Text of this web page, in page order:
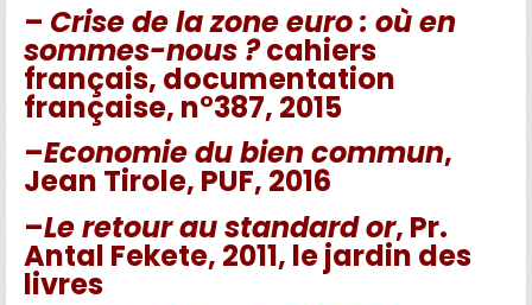
– Crise de la zone euro : où en
sommes-nous ?cahiers
français, documentation
française, n°387, 2015
–Economie du bien commun,
Jean Tirole, PUF, 2016
–Le retour au standard or, Pr.
Antal Fekete, 2011, le jardin des
livres